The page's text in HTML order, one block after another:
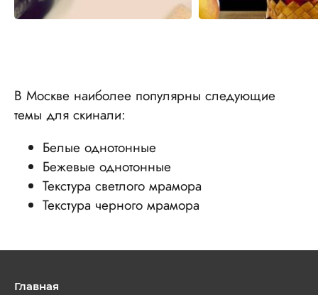
В Москве наиболее популярны следующие
темы для скинали:
Белые однотонные
Бежевые однотонные
Текстура светлого мрамора
Текстура черного мрамора
Главная